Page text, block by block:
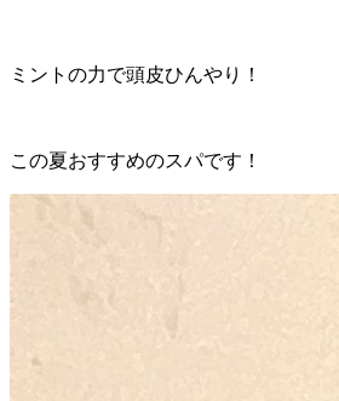
ミントの力で頭皮ひんやり！
この夏おすすめのスパです！